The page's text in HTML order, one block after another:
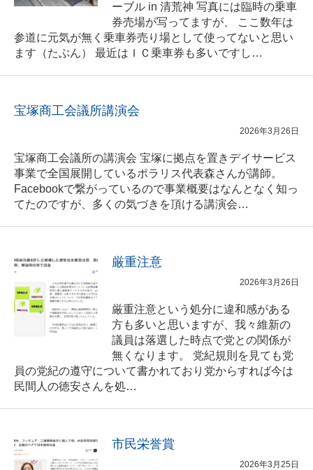
ーブル in 清荒神 写真には臨時の乗車
券売場が写ってますが、 ここ数年は
参道に元気が無く乗車券売り場として使ってないと思い
ます（たぶん） 最近はＩＣ乗車券も多いですし…
宝塚商工会議所講演会
2026年3月26日
宝塚商工会議所の講演会 宝塚に拠点を置きデイサービス
事業で全国展開しているポラリス代表森さんが講師。
Facebookで繋がっているので事業概要はなんとなく知っ
てたのですが、多くの気づきを頂ける講演会…
厳重注意
2026年3月26日
厳重注意という処分に違和感がある
方も多いと思いますが、我々維新の
議員は落選した時点で党との関係が
無くなります。 党紀規則を見ても党
員の党紀の遵守について書かれており党からすれば今は
民間人の徳安さんを処…
市民栄誉賞
2026年3月25日